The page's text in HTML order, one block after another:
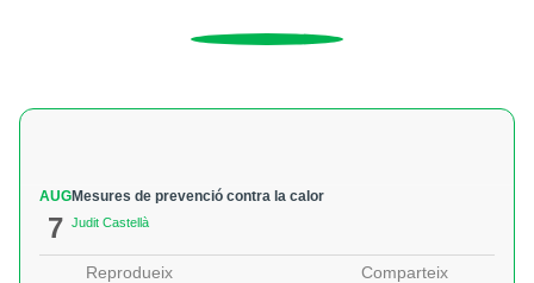
AUG
7
Mesures de prevenció contra la calor
Judit Castellà
Reprodueix Comparteix